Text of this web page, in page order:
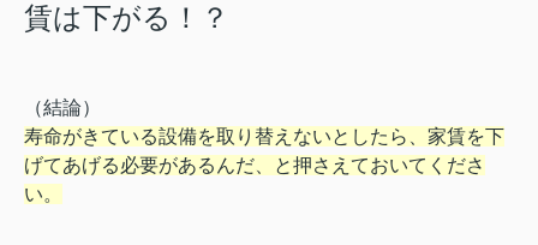
賃は下がる！？
（結論）
寿命がきている設備を取り替えないとしたら、家賃を下
げてあげる必要があるんだ、と押さえておいてくださ
い。